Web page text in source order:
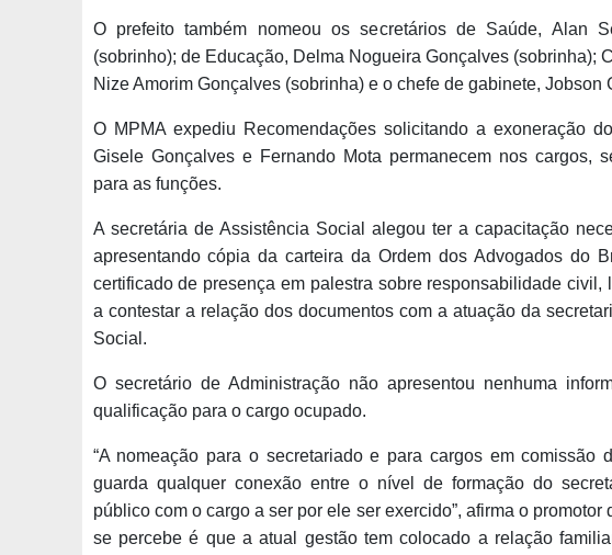
O prefeito também nomeou os secretários de Saúde, Alan
(sobrinho); de Educação, Delma Nogueira Gonçalves (sobrinha);
Nize Amorim Gonçalves (sobrinha) e o chefe de gabinete, Jobson
O MPMA expediu Recomendações solicitando a exoneração
Gisele Gonçalves e Fernando Mota permanecem nos cargos,
para as funções.
A secretária de Assistência Social alegou ter a capacitação
apresentando cópia da carteira da Ordem dos Advogados do
certificado de presença em palestra sobre responsabilidade civil,
a contestar a relação dos documentos com a atuação da
Social.
O secretário de Administração não apresentou nenhuma
qualificação para o cargo ocupado.
“A nomeação para o secretariado e para cargos em comissão
guarda qualquer conexão entre o nível de formação do
público com o cargo a ser por ele ser exercido”, afirma o promotor
se percebe é que a atual gestão tem colocado a relação